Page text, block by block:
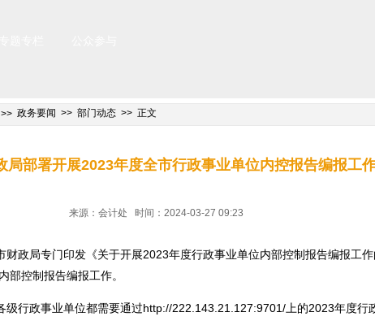
政务要闻 部门动态 正文
局部署开展2023年度全市行政事业单位内控报告编报工
来源：会计处 时间：2024-03-27 09:23
政局专门印发《关于开展2023年度行政事业单位内部控制报告编报工
部控制报告编报工作。
级行政事业单位都需要通过http://222.143.21.127:9701/上的2023年度行